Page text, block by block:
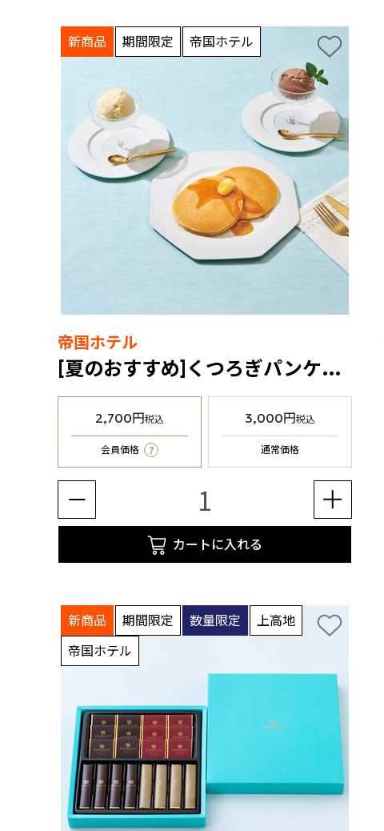
新商品 期間限定 帝国ホテル
帝国ホテル
[夏のおすすめ]くつろぎパンケーキセット（冷凍食品）
2,700円税込
会員価格 ?
3,000円税込
通常価格
カートに入れる
新商品 期間限定 数量限定
上高地
帝国ホテル